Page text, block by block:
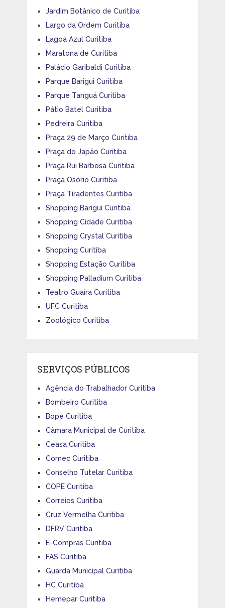
Jardim Botânico de Curitiba
Largo da Ordem Curitiba
Lagoa Azul Curitiba
Maratona de Curitiba
Palácio Garibaldi Curitiba
Parque Barigui Curitiba
Parque Tanguá Curitiba
Pátio Batel Curitiba
Pedreira Curitiba
Praça 29 de Março Curitiba
Praça do Japão Curitiba
Praça Rui Barbosa Curitiba
Praça Osório Curitiba
Praça Tiradentes Curitiba
Shopping Barigui Curitiba
Shopping Cidade Curitiba
Shopping Crystal Curitiba
Shopping Curitiba
Shopping Estação Curitiba
Shopping Palladium Curitiba
Teatro Guaíra Curitiba
UFC Curitiba
Zoológico Curitiba
SERVIÇOS PÚBLICOS
Agência do Trabalhador Curitiba
Bombeiro Curitiba
Bope Curitiba
Câmara Municipal de Curitiba
Ceasa Curitiba
Comec Curitiba
Conselho Tutelar Curitiba
COPE Curitiba
Correios Curitiba
Cruz Vermelha Curitiba
DFRV Curitiba
E-Compras Curitiba
FAS Curitiba
Guarda Municipal Curitiba
HC Curitiba
Hemepar Curitiba